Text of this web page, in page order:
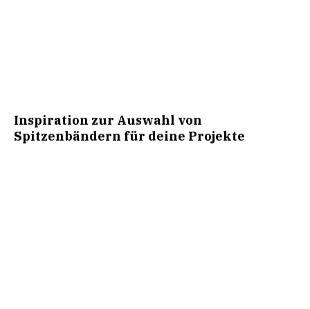
Inspiration zur Auswahl von
Spitzenbändern für deine Projekte